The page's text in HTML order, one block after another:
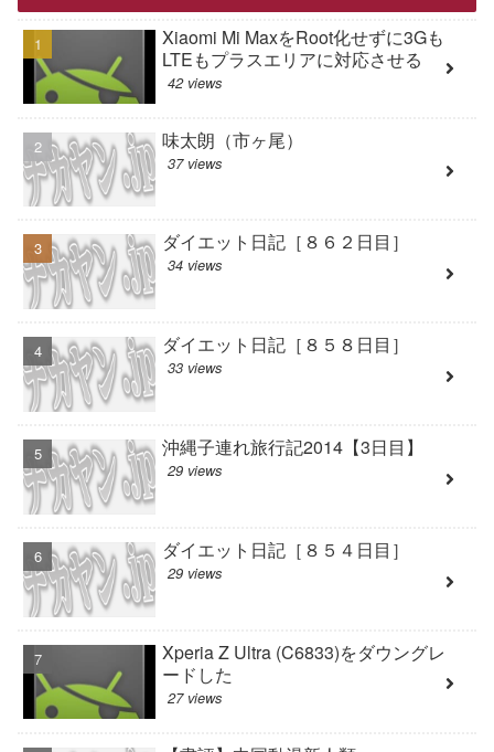
Xiaomi Mi MaxをRoot化せずに3Gも
LTEもプラスエリアに対応させる
42 views
味太朗（市ヶ尾）
37 views
ダイエット日記［８６２日目］
34 views
ダイエット日記［８５８日目］
33 views
沖縄子連れ旅行記2014【3日目】
29 views
ダイエット日記［８５４日目］
29 views
Xperia Z Ultra (C6833)をダウングレ
ードした
27 views